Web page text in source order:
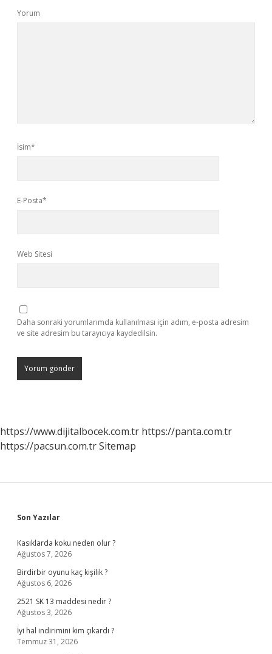
Yorum
İsim*
E-Posta*
Web Sitesi
Daha sonraki yorumlarımda kullanılması için adım, e-posta adresim
ve site adresim bu tarayıcıya kaydedilsin.
https://www.dijitalbocek.com.tr https://panta.com.tr
https://pacsun.com.trSitemap
Sidebar
Son Yazılar
Kasıklarda koku neden olur ?
Ağustos 7, 2026
Birdirbir oyunu kaç kişilik ?
Ağustos 6, 2026
2521 SK 13 maddesi nedir ?
Ağustos 3, 2026
İyi hal indirimini kim çıkardı ?
Temmuz 31, 2026